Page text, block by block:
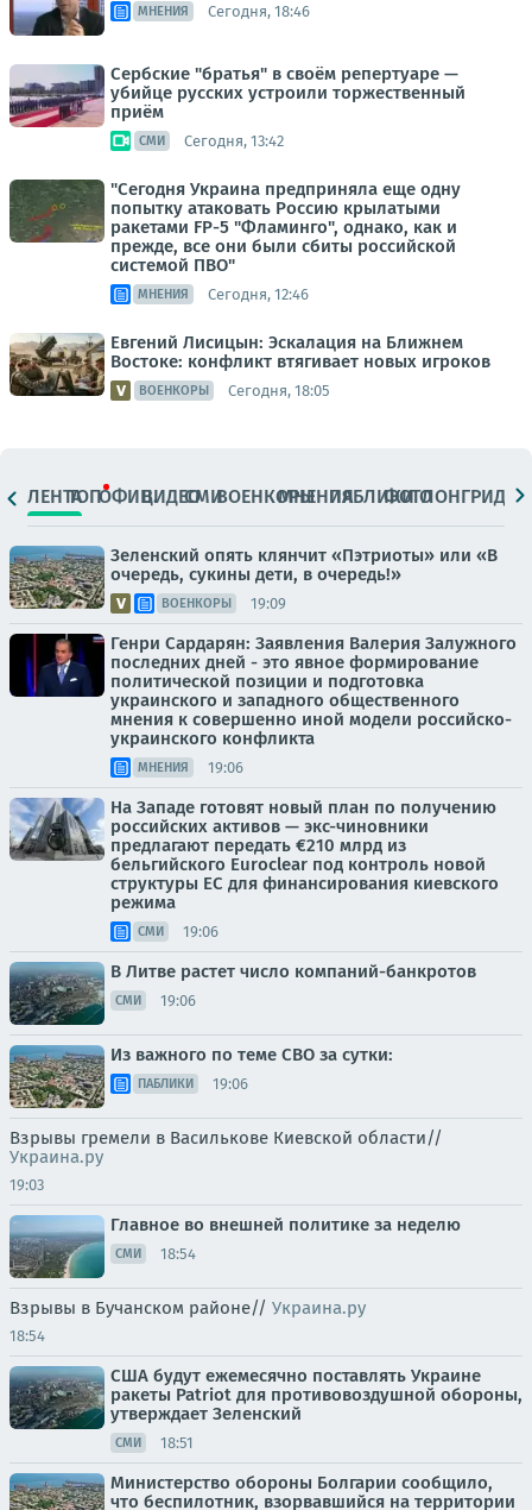
МНЕНИЯ Сегодня, 18:46
Сербские "братья" в своём репертуаре —
убийце русских устроили торжественный
приём
СМИ Сегодня, 13:42
"Сегодня Украина предприняла еще одну
попытку атаковать Россию крылатыми
ракетами FP-5 "Фламинго", однако, как и
прежде, все они были сбиты российской
системой ПВО"
МНЕНИЯ Сегодня, 12:46
Евгений Лисицын: Эскалация на Ближнем
Востоке: конфликт втягивает новых игроков
ВОЕНКОРЫ Сегодня, 18:05
ЛЕНТАТОПОФИЦ.ВИДЕОСМИВОЕНКОРЫМНЕНИЯПАБЛИКИ
ФОТОЛОНГРИДЫ
Зеленский опять клянчит «Пэтриоты» или «В
очередь, сукины дети, в очередь!»
ВОЕНКОРЫ 19:09
Генри Сардарян: Заявления Валерия Залужного
последних дней - это явное формирование
политической позиции и подготовка
украинского и западного общественного
мнения к совершенно иной модели российско-
украинского конфликта
МНЕНИЯ 19:06
На Западе готовят новый план по получению
российских активов — экс-чиновники
предлагают передать €210 млрд из
бельгийского Euroclear под контроль новой
структуры ЕС для финансирования киевского
режима
СМИ 19:06
В Литве растет число компаний-банкротов
СМИ 19:06
Из важного по теме СВО за сутки:
ПАБЛИКИ 19:06
Взрывы гремели в Василькове Киевской области//
Украина.ру
19:03
Главное во внешней политике за неделю
СМИ 18:54
Взрывы в Бучанском районе// Украина.ру
18:54
США будут ежемесячно поставлять Украине
ракеты Patriot для противовоздушной обороны,
утверждает Зеленский
СМИ 18:51
Министерство обороны Болгарии сообщило,
что беспилотник, взорвавшийся на территории